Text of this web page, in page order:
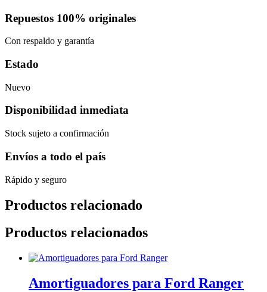
Repuestos 100% originales
Con respaldo y garantía
Estado
Nuevo
Disponibilidad inmediata
Stock sujeto a confirmación
Envíos a todo el país
Rápido y seguro
Productos relacionado
Productos relacionados
Amortiguadores para Ford Ranger